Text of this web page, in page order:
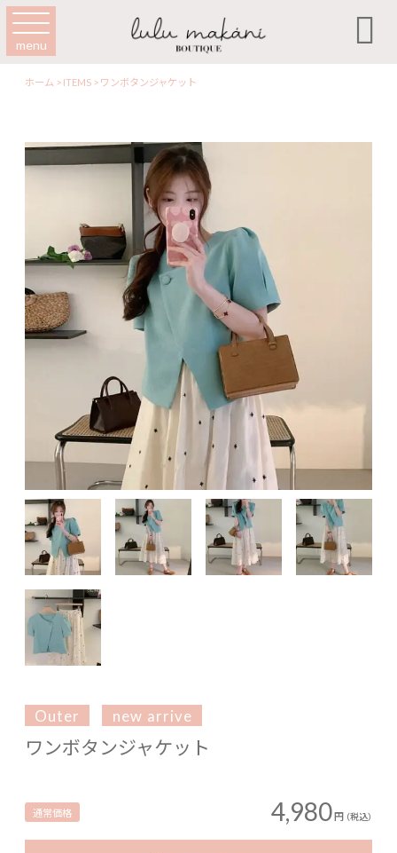
menu 
ホーム >ITEMS >ワンボタンジャケット
Outer new arrive
ワンボタンジャケット
通常価格 4,980円 （税込）